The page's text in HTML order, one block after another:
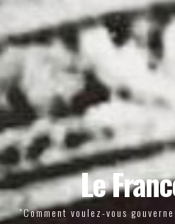
Le
"Comment voulez-vous